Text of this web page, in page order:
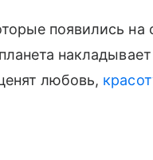
появились на
любовь,